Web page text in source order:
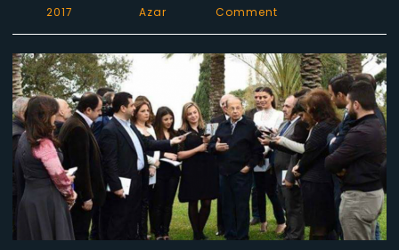
2017
Azar
Commenton
Lebanese
President
Michel
Aoun
speaks
out
for
migratory
birds